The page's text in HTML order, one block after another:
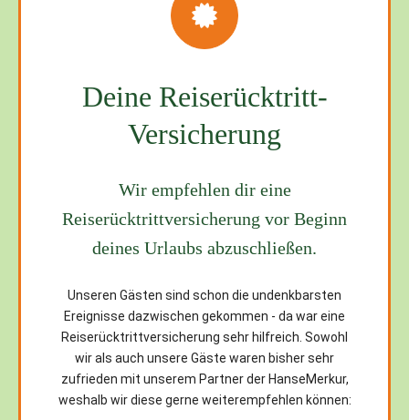
Deine Reiserücktritt-
Versicherung
Wir empfehlen dir eine
Reiserücktrittversicherung vor Beginn
deines Urlaubs abzuschließen.
Unseren Gästen sind schon die undenkbarsten
Ereignisse dazwischen gekommen - da war eine
Reiserücktrittversicherung sehr hilfreich. Sowohl
wir als auch unsere Gäste waren bisher sehr
zufrieden mit unserem Partner der HanseMerkur,
weshalb wir diese gerne weiterempfehlen können: